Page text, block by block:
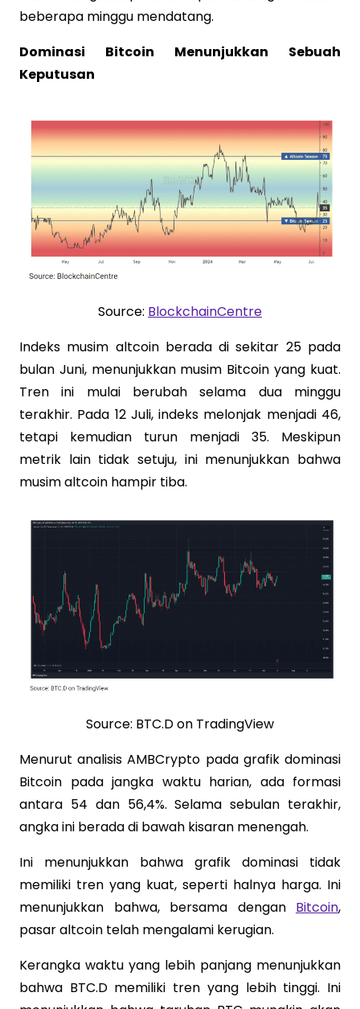
beberapa minggu mendatang.
Dominasi Bitcoin Menunjukkan Sebuah
Keputusan
Source: BlockchainCentre
Indeks musim altcoin berada di sekitar 25 pada
bulan Juni, menunjukkan musim Bitcoin yang kuat.
Tren ini mulai berubah selama dua minggu
terakhir. Pada 12 Juli, indeks melonjak menjadi 46,
tetapi kemudian turun menjadi 35. Meskipun
metrik lain tidak setuju, ini menunjukkan bahwa
musim altcoin hampir tiba.
Source: BTC.D on TradingView
Menurut analisis AMBCrypto pada grafik dominasi
Bitcoin pada jangka waktu harian, ada formasi
antara 54 dan 56,4%. Selama sebulan terakhir,
angka ini berada di bawah kisaran menengah.
Ini menunjukkan bahwa grafik dominasi tidak
memiliki tren yang kuat, seperti halnya harga. Ini
menunjukkan bahwa, bersama dengan Bitcoin,
pasar altcoin telah mengalami kerugian.
Kerangka waktu yang lebih panjang menunjukkan
bahwa BTC.D memiliki tren yang lebih tinggi. Ini